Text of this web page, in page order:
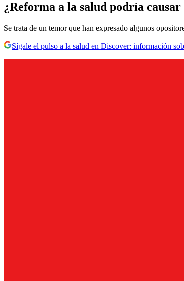
¿Reforma a la salud podría causar
Se trata de un temor que han expresado algunos
Sígale el pulso a la salud en Discover: información